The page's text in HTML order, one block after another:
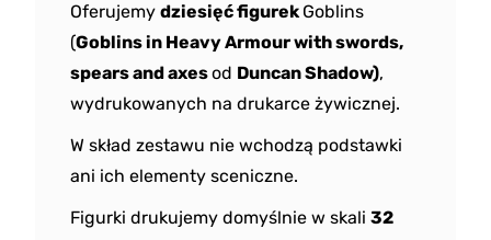
Oferujemy dziesięć figurekGoblins
(Goblins in Heavy Armour with swords,
spears and axesod Duncan Shadow),
wydrukowanych na drukarce żywicznej.
W skład zestawu nie wchodzą podstawki
ani ich elementy sceniczne.
Figurki drukujemy domyślnie w skali 32